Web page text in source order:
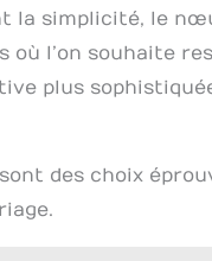
la simplicité, le
où l’on souhaite
plus
des choix